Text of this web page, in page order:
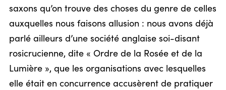
saxons qu’on trouve des choses du genre de celles
auxquelles nous faisons allusion : nous avons déjà
parlé ailleurs d’une société anglaise soi-disant
rosicrucienne, dite « Ordre de la Rosée et de la
Lumière », que les organisations avec lesquelles
elle était en concurrence accusèrent de pratiquer